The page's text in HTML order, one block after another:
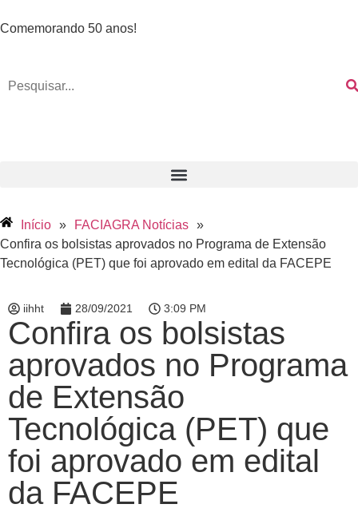
Comemorando 50 anos!
Início » FACIAGRA Notícias »
Confira os bolsistas aprovados no Programa de Extensão
Tecnológica (PET) que foi aprovado em edital da FACEPE
iihht 28/09/2021 3:09 PM
Confira os bolsistas
aprovados no Programa
de Extensão
Tecnológica (PET) que
foi aprovado em edital
da FACEPE